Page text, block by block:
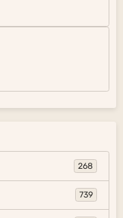
268
739